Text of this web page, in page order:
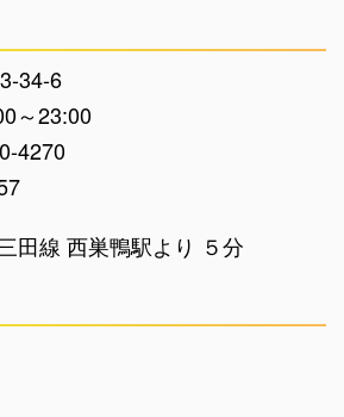
34-6
～23:00
4270
田線 西巣鴨駅より ５分